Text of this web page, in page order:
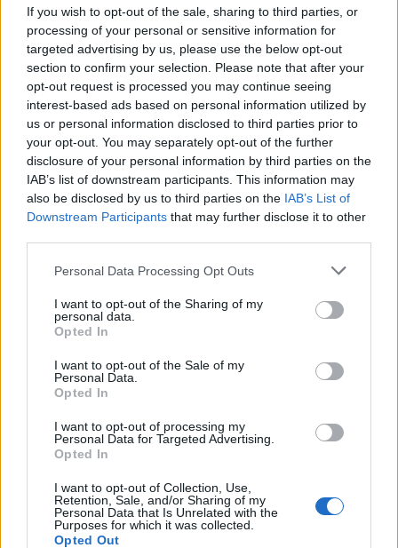
If you wish to opt-out of the sale, sharing to third parties, or
processing of your personal or sensitive information for
targeted advertising by us, please use the below opt-out
section to confirm your selection. Please note that after your
opt-out request is processed you may continue seeing
interest-based ads based on personal information utilized by
us or personal information disclosed to third parties prior to
your opt-out. You may separately opt-out of the further
disclosure of your personal information by third parties on the
IAB’s list of downstream participants. This information may
also be disclosed by us to third parties on the IAB’s List of
Downstream Participants that may further disclose it to other
Personal Data Processing Opt Outs
I want to opt-out of the Sharing of my
personal data.
Opted In
I want to opt-out of the Sale of my
Personal Data.
Opted In
I want to opt-out of processing my
Personal Data for Targeted Advertising.
Opted In
I want to opt-out of Collection, Use,
Retention, Sale, and/or Sharing of my
Personal Data that Is Unrelated with the
Purposes for which it was collected.
Opted Out
PosteMobile e di 2 euro con sms da cellulare
personale WindTre, Tim, Vodafone, Iliad,
PosteMobile, CoopVoce e Tiscali.
All’iniziativa Bentornata Gardensia hanno
aderito Assaeroporti, l’associazione italiana
gestori aeroporti, insieme agli aeroporti di:
Bari, Brindisi, Foggia e Taranto, Bergamo,
Bologna, Cagliari, Catania e Comiso, Crotone,
Lamezia Terme e Reggio Calabria, Cuneo,
Firenze e Pisa, Forlì, Genova, Milano Linate e
Milano Malpensa, Napoli e Salerno, Olbia,
Palermo, Torino e Trapani e Aeroporti 2030,
l’Associazione italiana che rappresenta i
gestori aeroportuali di Roma Fiumicino e
Ciampino, Venezia, Verona, Treviso e Brescia.